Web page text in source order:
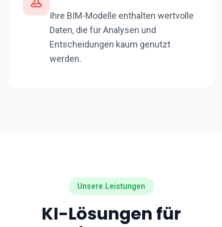
Ihre BIM-Modelle enthalten wertvolle
Daten, die für Analysen und
Entscheidungen kaum genutzt
werden.
Unsere Leistungen
KI-Lösungen für